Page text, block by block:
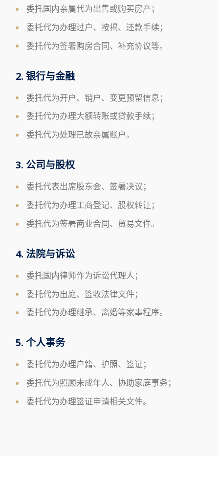
委托国内亲属代为出售或购买房产；
委托代为办理过户、按揭、还款手续；
委托代为签署购房合同、补充协议等。
2. 银行与金融
委托代为开户、销户、变更预留信息；
委托代为办理大额转账或贷款手续；
委托代为处理已故亲属账户。
3. 公司与股权
委托代表出席股东会、签署决议；
委托代为办理工商登记、股权转让；
委托代为签署商业合同、贸易文件。
4. 法院与诉讼
委托国内律师作为诉讼代理人；
委托代为出庭、签收法律文件；
委托代为办理继承、离婚等家事程序。
5. 个人事务
委托代为办理户籍、护照、签证；
委托代为照顾未成年人、协助家庭事务；
委托代为办理签证申请相关文件。